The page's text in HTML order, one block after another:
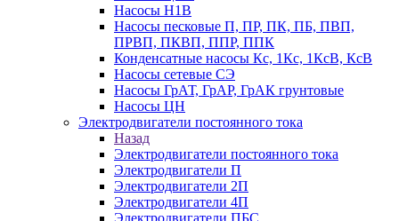
Насосы Н1В
Насосы песковые П, ПР, ПК, ПБ, ПВП,
ПРВП, ПКВП, ППР, ППК
Конденсатные насосы Кс, 1Кс, 1КсВ, КсВ
Насосы сетевые СЭ
Насосы ГрАТ, ГрАР, ГрАК грунтовые
Насосы ЦН
Электродвигатели постоянного тока
Назад
Электродвигатели постоянного тока
Электродвигатели П
Электродвигатели 2П
Электродвигатели 4П
Электродвигатели ПБС